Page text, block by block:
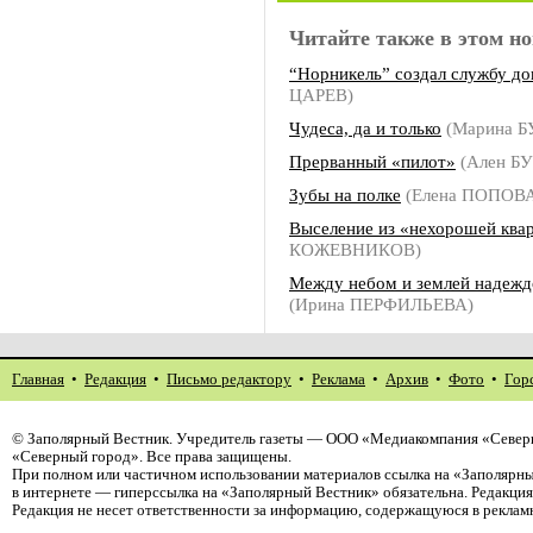
Читайте также в этом
“Норникель” создал службу
ЦАРЕВ)
Чудеса, да и только (Марина
Прерванный «пилот» (Ален
Зубы на полке (Елена
Выселение из «нехорошей
КОЖЕВНИКОВ)
Между небом и землей
(Ирина ПЕРФИЛЬЕВА)
Главная • Редакция • Письмо редактору • Реклама • Архив • Фото •
© Заполярный Вестник. Учредитель газеты — ООО «Медиакомпания
«Северный город». Все права защищены.
При полном или частичном использовании материалов ссылка на
в интернете — гиперссылка на «Заполярный Вестник» обязательна.
Редакция не несет ответственности за информацию, содержащуюся в